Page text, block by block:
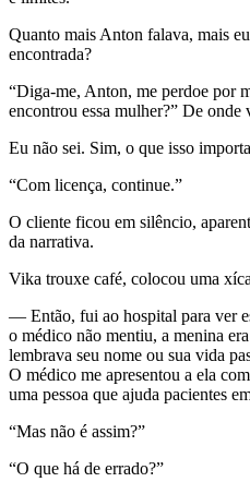
Quanto mais Anton falava, mais
encontrada?
“Diga-me, Anton, me perdoe por
encontrou essa mulher?” De onde
Eu não sei. Sim, o que isso
“Com licença, continue.”
O cliente ficou em silêncio,
da narrativa.
Vika trouxe café, colocou uma
— Então, fui ao hospital para ver
o médico não mentiu, a menina
lembrava seu nome ou sua vida
O médico me apresentou a ela
uma pessoa que ajuda pacientes
“Mas não é assim?”
“O que há de errado?”